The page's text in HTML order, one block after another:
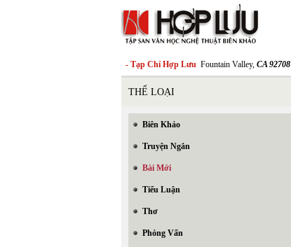
- Tạp Chí Hợp Lưu Fountain Valley, CA 92708
THỂ LOẠI
Biên Khảo
Truyện Ngắn
Bài Mới
Tiểu Luận
Thơ
Phỏng Vấn